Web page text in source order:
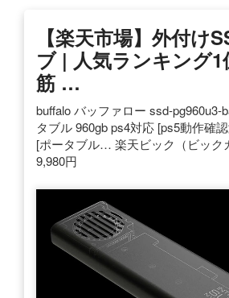
【楽天市場】外付け
ブ | 人気ランキング1
筋 …
buffalo バッファロー ssd-pg960u3-
タブル 960gb ps4対応 [ps5動作確
[ポータブル… 楽天ビック（ビック
9,980円